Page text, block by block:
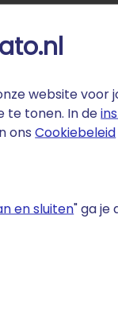
website
te tonen. In de
onsCookiebeleid
en sluiten" ga je